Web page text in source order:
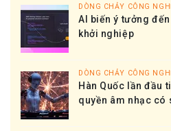
DÒNG CHẢY CÔNG
AI biến ý tưởng
khởi nghiệp
DÒNG CHẢY CÔNG
Hàn Quốc lần đầu
quyền âm nhạc có